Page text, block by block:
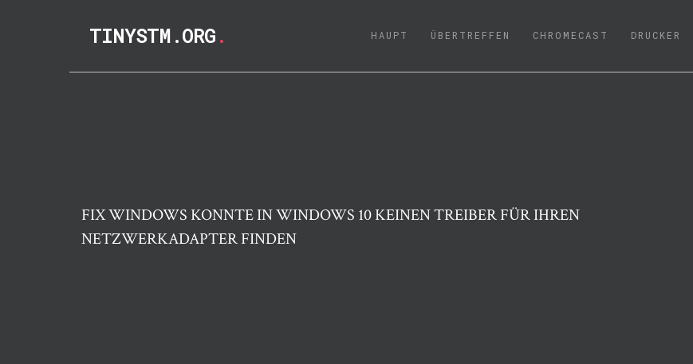
TINYSTM.ORG. HAUPT (CURRENT)
ÜBERTREFFEN CHROMECAST DRUCKER
FIX WINDOWS KONNTE IN WINDOWS 10 KEINEN TREIBER FÜR IHREN
NETZWERKADAPTER FINDEN